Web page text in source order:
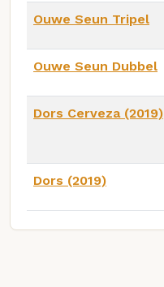
Ouwe Seun Tripel
Ouwe Seun Dubbel
Dors Cerveza (2019)
Dors (2019)